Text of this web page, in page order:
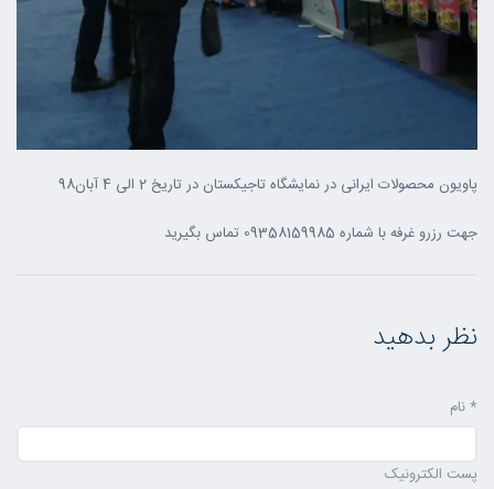
پاویون محصولات ایرانی در نمایشگاه تاجیکستان در تاریخ 2 الی 4 آبان98
جهت رزرو غرفه با شماره 09358159985 تماس بگیرید
نظر بدهید
* نام
پست الکترونیک